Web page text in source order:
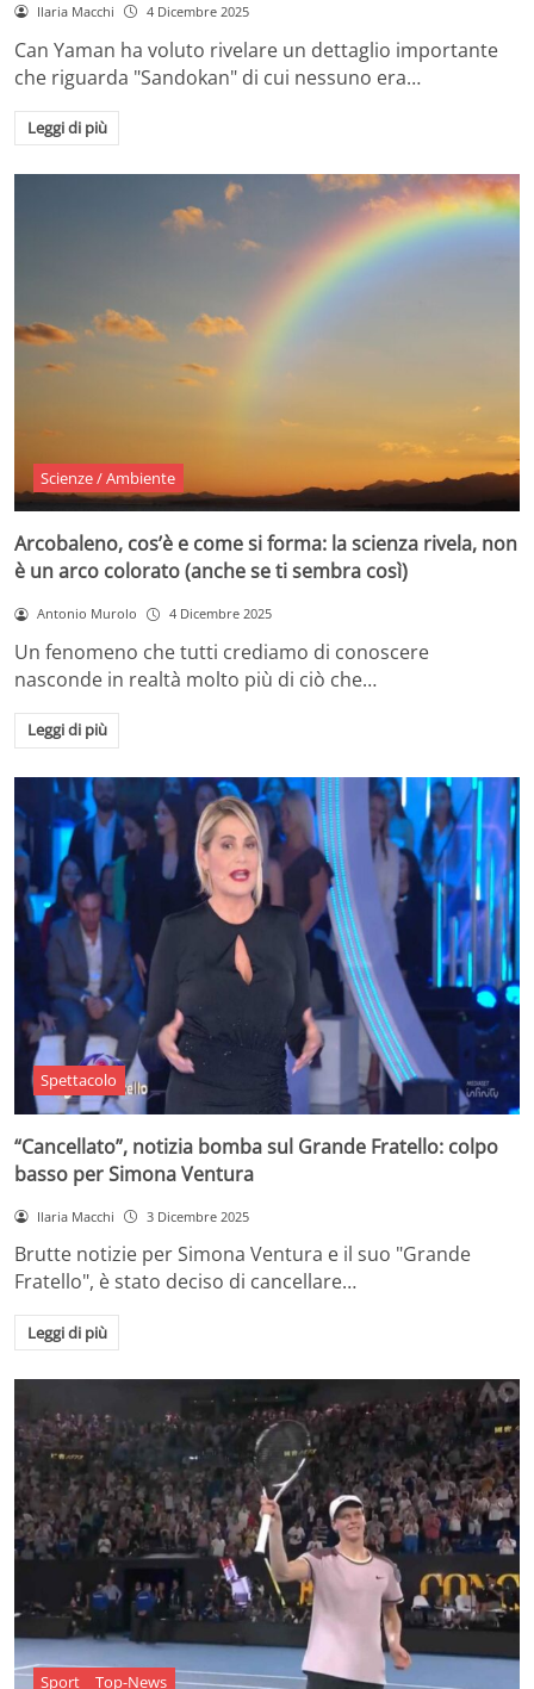
Ilaria Macchi 4 Dicembre 2025
Can Yaman ha voluto rivelare un dettaglio importante
che riguarda "Sandokan" di cui nessuno era…
Leggi di più
Scienze / Ambiente
Arcobaleno, cos’è e come si forma: la scienza rivela, non
è un arco colorato (anche se ti sembra così)
Antonio Murolo 4 Dicembre 2025
Un fenomeno che tutti crediamo di conoscere
nasconde in realtà molto più di ciò che…
Leggi di più
Spettacolo
“Cancellato”, notizia bomba sul Grande Fratello: colpo
basso per Simona Ventura
Ilaria Macchi 3 Dicembre 2025
Brutte notizie per Simona Ventura e il suo "Grande
Fratello", è stato deciso di cancellare…
Leggi di più
Sport Top-News